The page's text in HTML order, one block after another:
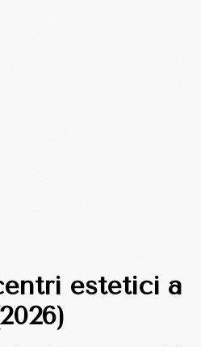
estetici a